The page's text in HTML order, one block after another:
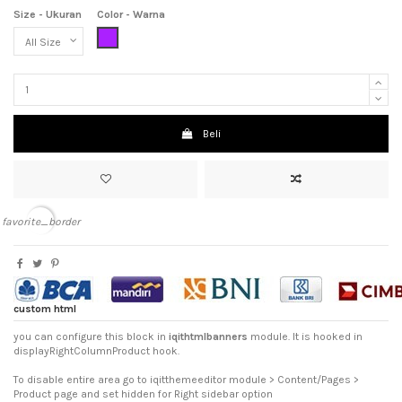
Size - Ukuran
Color - Warna
Beli
favorite_border
custom html
you can configure this block in iqithtmlbanners module. It is hooked in
displayRightColumnProduct hook.
To disable entire area go to iqitthemeeditor module > Content/Pages >
Product page and set hidden for Right sidebar option